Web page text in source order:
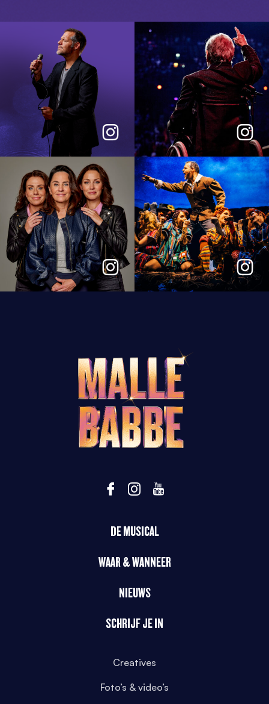
DE MUSICAL
WAAR & WANNEER
NIEUWS
SCHRIJF JE IN
Creatives
Foto’s & video’s